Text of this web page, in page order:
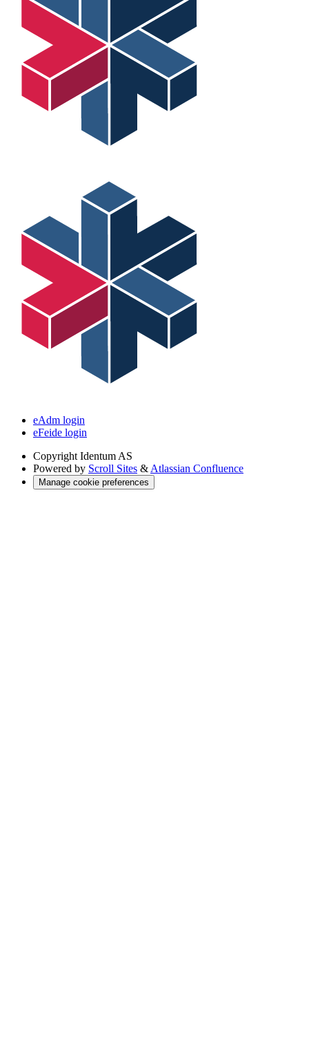
eAdm login
eFeide login
Copyright Identum AS
Powered by Scroll Sites & Atlassian Confluence
Manage cookie preferences